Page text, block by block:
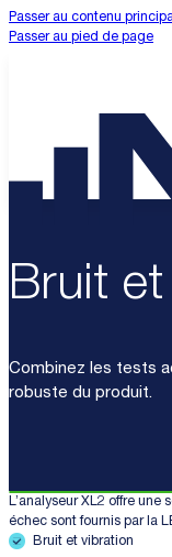
Passer au contenu
Passer au pied de page
Bruit
Combinez les tests
robuste du produit.
L’analyseur XL2 offre
échec sont fournis par la
Bruit et vibration